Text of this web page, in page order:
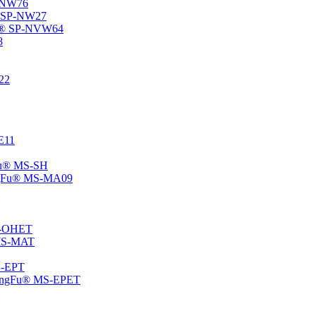
NW27
SP-NVW64
MS-SH
MS-MA09
OHET
MAT
EPT
MS-EPET